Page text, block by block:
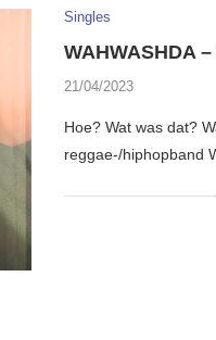
Singles
WAHWASHDA
21/04/2023
Hoe? Wat was dat?
reggae-/hiphopband